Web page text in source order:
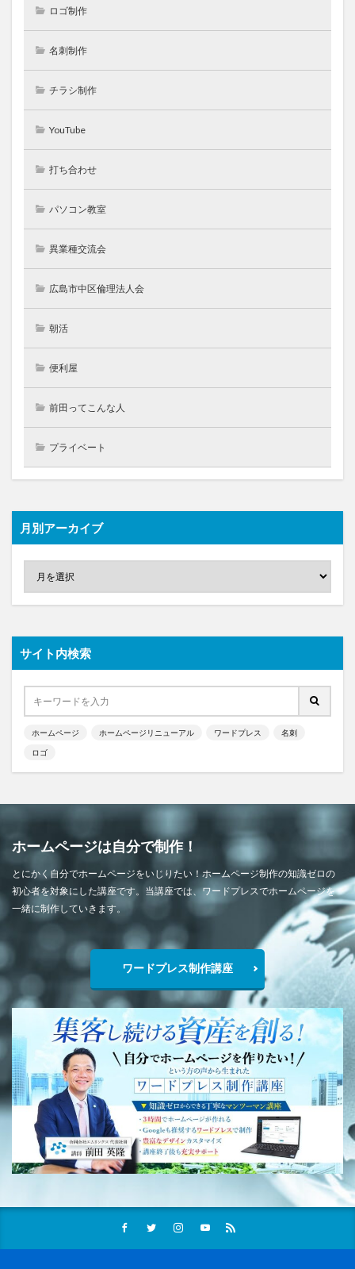
ロゴ制作
名刺制作
チラシ制作
YouTube
打ち合わせ
パソコン教室
異業種交流会
広島市中区倫理法人会
朝活
便利屋
前田ってこんな人
プライベート
月別アーカイブ
サイト内検索
ホームページ ホームページリニューアル ワードプレス 名刺
ロゴ
ホームページは自分で制作！
とにかく自分でホームページをいじりたい！ホームページ制作の知識ゼロの
初心者を対象にした講座です。当講座では、ワードプレスでホームページを
一緒に制作していきます。
ワードプレス制作講座